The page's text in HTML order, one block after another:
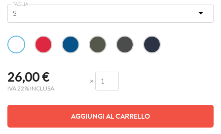
TAGLIA
26,00€
IVA 22% INCLUSA
×
AGGIUNGI AL CARRELLO